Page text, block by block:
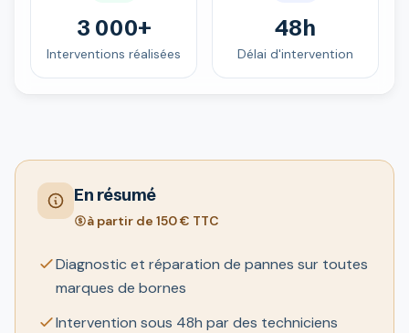
3 000+
Interventions réalisées
48h
Délai d'intervention
En résumé
à partir de 150 € TTC
Diagnostic et réparation de pannes sur toutes
marques de bornes
Intervention sous 48h par des techniciens